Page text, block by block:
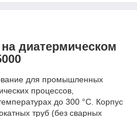
диатермическом
для промышленных
процессов,
до 300 °C. Корпус
труб (без сварных